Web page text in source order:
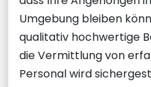
Umgebung bleiben
qualitativ hochwertige
die Vermittlung von
Personal wird